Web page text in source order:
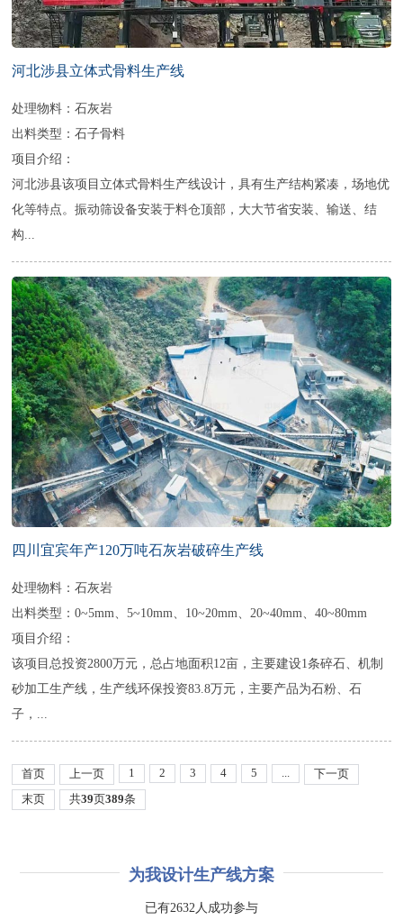
河北涉县立体式骨料生产线
处理物料：石灰岩
出料类型：石子骨料
项目介绍：
河北涉县该项目立体式骨料生产线设计，具有生产结构紧凑，场地优
化等特点。振动筛设备安装于料仓顶部，大大节省安装、输送、结
构...
四川宜宾年产120万吨石灰岩破碎生产线
处理物料：石灰岩
出料类型：0~5mm、5~10mm、10~20mm、20~40mm、40~80mm
项目介绍：
该项目总投资2800万元，总占地面积12亩，主要建设1条碎石、机制
砂加工生产线，生产线环保投资83.8万元，主要产品为石粉、石
子，...
首页 上一页 1 2 3 4 5
下一页
末页
共39页389条
为我设计生产线方案
已有2632人成功参与